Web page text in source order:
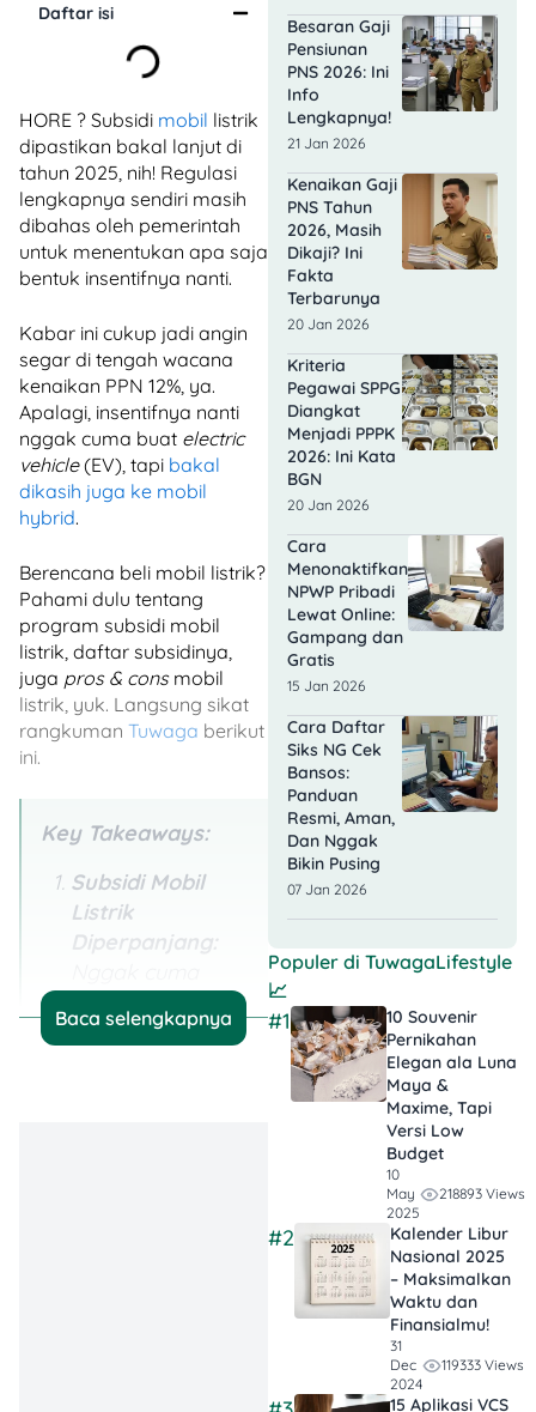
Daftar isi
HORE ? Subsidi mobil listrik
dipastikan bakal lanjut di
tahun 2025, nih! Regulasi
lengkapnya sendiri masih
dibahas oleh pemerintah
untuk menentukan apa saja
bentuk insentifnya nanti.
Kabar ini cukup jadi angin
segar di tengah wacana
kenaikan PPN 12%, ya.
Apalagi, insentifnya nanti
nggak cuma buat electric
vehicle(EV), tapi bakal
dikasih juga ke mobil
hybrid.
Berencana beli mobil listrik?
Pahami dulu tentang
program subsidi mobil
listrik, daftar subsidinya,
juga pros & cons mobil
listrik, yuk. Langsung sikat
rangkuman Tuwaga berikut
ini.
Key Takeaways:
Subsidi Mobil
Listrik
Diperpanjang:
tapi insentif
Baca selengkapnya
Besaran Gaji
Pensiunan
PNS 2026: Ini
Info
Lengkapnya!
21 Jan 2026
Kenaikan Gaji
PNS Tahun
2026, Masih
Dikaji? Ini
Fakta
Terbarunya
20 Jan 2026
Kriteria
Pegawai SPPG
Diangkat
Menjadi PPPK
2026: Ini Kata
BGN
20 Jan 2026
Cara
Menonaktifkan
NPWP Pribadi
Lewat Online:
Gampang dan
Gratis
15 Jan 2026
Cara Daftar
Siks NG Cek
Bansos:
Panduan
Resmi, Aman,
Dan Nggak
Bikin Pusing
07 Jan 2026
Populer di TuwagaLifestyle
📈
#1
10 Souvenir
Pernikahan
Elegan ala Luna
Maya &
Maxime, Tapi
Versi Low
Budget
10
May
2025
218893 Views
#2
Kalender Libur
Nasional 2025
– Maksimalkan
Waktu dan
Finansialmu!
31
Dec
2024
119333 Views
15 Aplikasi VCS